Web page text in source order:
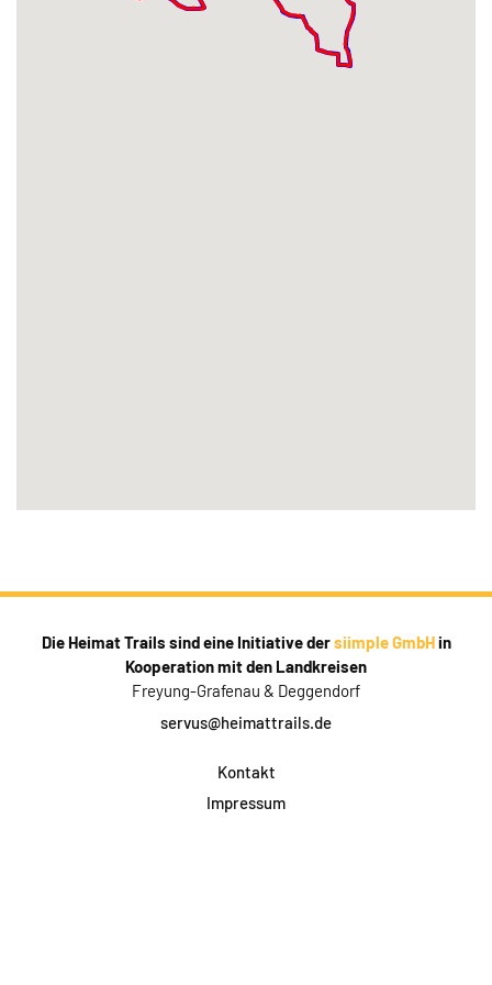
Die Heimat Trails sind eine Initiative dersiimple GmbHin
Kooperation mit den Landkreisen
Freyung-Grafenau & Deggendorf
servus@heimattrails.de
Kontakt
Impressum